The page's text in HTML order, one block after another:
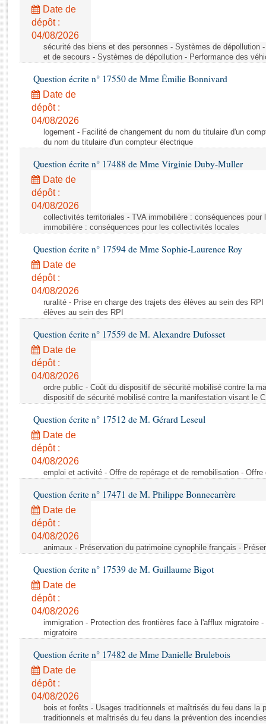
Rapports législatifs
Rapports sur l'application des lois
Baromètre de l’application des lois
Dossiers législatifs
Budget et sécurité sociale
Questions écrites et orales
Comptes rendus des débats
Date de
dépôt :
04/08/2026
sécurité des biens et des personnes - Systèmes de dépollution
et de secours - Systèmes de dépollution - Performance des
Question écrite n° 17550 de Mme Émilie Bonnivard
Date de
dépôt :
04/08/2026
logement - Facilité de changement du nom du titulaire d'un
du nom du titulaire d'un compteur électrique
Question écrite n° 17488 de Mme Virginie Duby-Muller
Date de
dépôt :
04/08/2026
collectivités territoriales - TVA immobilière : conséquences
immobilière : conséquences pour les collectivités locales
Question écrite n° 17594 de Mme Sophie-Laurence Roy
Date de
dépôt :
04/08/2026
ruralité - Prise en charge des trajets des élèves au sein des
élèves au sein des RPI
Question écrite n° 17559 de M. Alexandre Dufosset
Date de
dépôt :
04/08/2026
ordre public - Coût du dispositif de sécurité mobilisé contre la
dispositif de sécurité mobilisé contre la manifestation visant le
Question écrite n° 17512 de M. Gérard Leseul
Date de
dépôt :
04/08/2026
emploi et activité - Offre de repérage et de remobilisation -
Question écrite n° 17471 de M. Philippe Bonnecarrère
Date de
dépôt :
04/08/2026
animaux - Préservation du patrimoine cynophile français -
Question écrite n° 17539 de M. Guillaume Bigot
Date de
dépôt :
04/08/2026
immigration - Protection des frontières face à l'afflux migratoire
migratoire
Question écrite n° 17482 de Mme Danielle Brulebois
Date de
dépôt :
04/08/2026
bois et forêts - Usages traditionnels et maîtrisés du feu dans la
traditionnels et maîtrisés du feu dans la prévention des